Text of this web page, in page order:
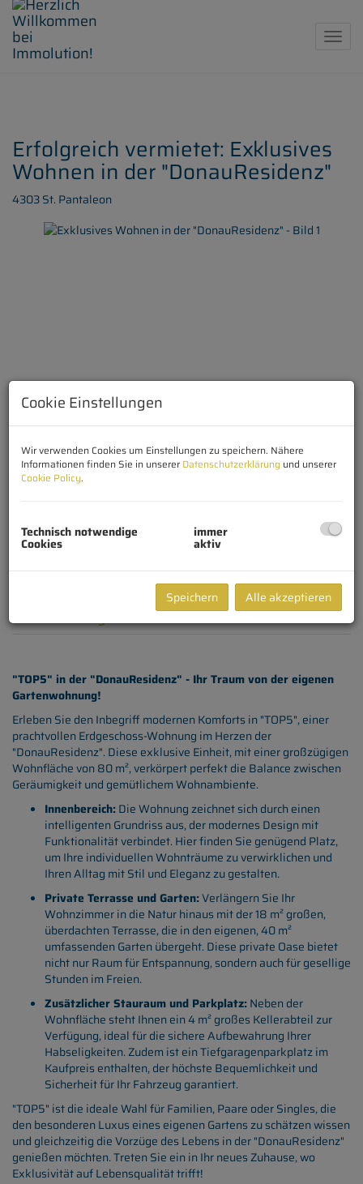
Erfolgreich vermietet: Exklusives
Wohnen in der "DonauResidenz"
4303 St. Pantaleon
Beschreibung
"TOP5" in der "DonauResidenz" - Ihr Traum von der eigenen
Gartenwohnung!
Erleben Sie den Inbegriff modernen Komforts in "TOP5", einer
prachtvollen Erdgeschoss-Wohnung im Herzen der
"DonauResidenz". Diese exklusive Einheit, mit einer großzügigen
Wohnfläche von 80 m², verkörpert perfekt die Balance zwischen
Geräumigkeit und gemütlichem Wohnambiente.
Innenbereich:Die Wohnung zeichnet sich durch einen
intelligenten Grundriss aus, der modernes Design mit
Funktionalität verbindet. Hier finden Sie genügend Platz,
um Ihre individuellen Wohnträume zu verwirklichen und
Ihren Alltag mit Stil und Eleganz zu gestalten.
Private Terrasse und Garten:Verlängern Sie Ihr
Wohnzimmer in die Natur hinaus mit der 18 m² großen,
überdachten Terrasse, die in den eigenen, 40 m²
umfassenden Garten übergeht. Diese private Oase bietet
nicht nur Raum für Entspannung, sondern auch für gesellige
Stunden im Freien.
Zusätzlicher Stauraum und Parkplatz:Neben der
Wohnfläche steht Ihnen ein 4 m² großes Kellerabteil zur
Verfügung, ideal für die sichere Aufbewahrung Ihrer
Habseligkeiten. Zudem ist ein Tiefgaragenparkplatz im
Kaufpreis enthalten, der höchste Bequemlichkeit und
Sicherheit für Ihr Fahrzeug garantiert.
"TOP5" ist die ideale Wahl für Familien, Paare oder Singles, die
den besonderen Luxus eines eigenen Gartens zu schätzen wissen
und gleichzeitig die Vorzüge des Lebens in der "DonauResidenz"
genießen möchten. Treten Sie ein in Ihr neues Zuhause, wo
Exklusivität auf Lebensqualität trifft!
Cookie Einstellungen
Wir verwenden Cookies um Einstellungen zu speichern. Nähere
Informationen finden Sie in unserer Datenschutzerklärung und unserer
Cookie Policy.
Technisch notwendige
Cookies
immer
aktiv
Speichern Alle akzeptieren